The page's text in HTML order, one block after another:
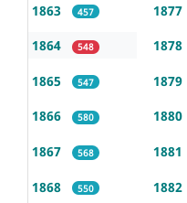
1863 457
1864 548
1865 547
1866 580
1867 568
1868 550
1877
1878
1879
1880
1881
1882